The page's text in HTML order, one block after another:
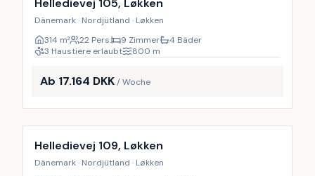
Helledievej 105, Løkken
Dänemark · Nordjütland · Løkken
314 m² 22 Pers. 9 Zimmer
4 Bäder
3 Haustiere erlaubt
800 m
Ab 17.164 DKK/ Woche
Inkl. Endreinigung
Helledievej 109, Løkken
Dänemark · Nordjütland · Løkken